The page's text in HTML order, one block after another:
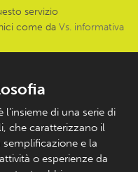
servizio
come da Vs. informativa
di una serie di
che caratterizzano il
e la
o esperienze da